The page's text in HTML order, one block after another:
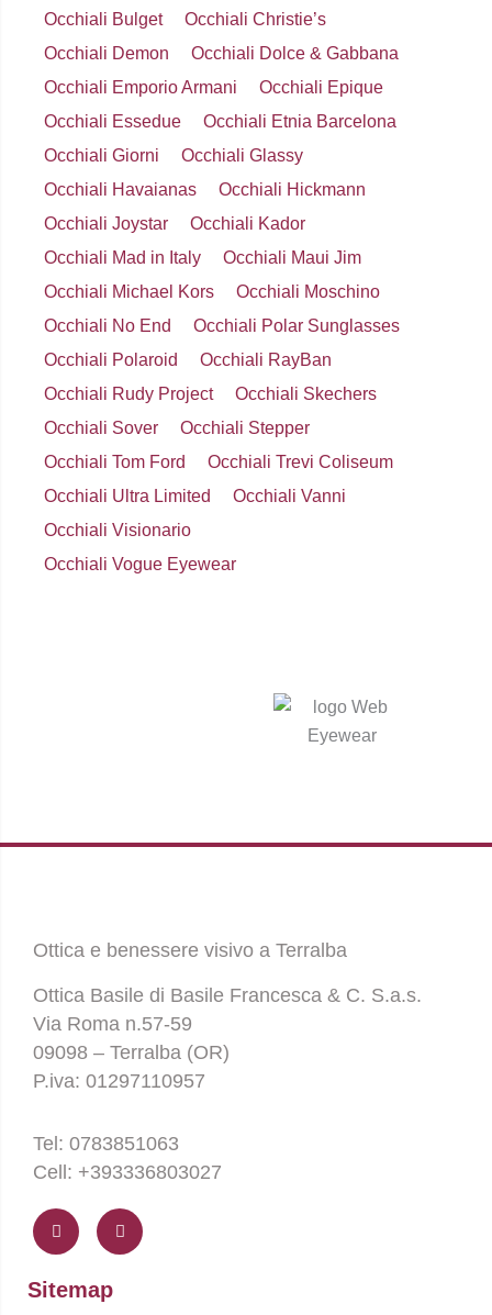
Occhiali Bulget
Occhiali Christie’s
Occhiali Demon
Occhiali Dolce & Gabbana
Occhiali Emporio Armani
Occhiali Epique
Occhiali Essedue
Occhiali Etnia Barcelona
Occhiali Giorni
Occhiali Glassy
Occhiali Havaianas
Occhiali Hickmann
Occhiali Joystar
Occhiali Kador
Occhiali Mad in Italy
Occhiali Maui Jim
Occhiali Michael Kors
Occhiali Moschino
Occhiali No End
Occhiali Polar Sunglasses
Occhiali Polaroid
Occhiali RayBan
Occhiali Rudy Project
Occhiali Skechers
Occhiali Sover
Occhiali Stepper
Occhiali Tom Ford
Occhiali Trevi Coliseum
Occhiali Ultra Limited
Occhiali Vanni
Occhiali Visionario
Occhiali Vogue Eyewear
Ottica e benessere visivo a Terralba
Ottica Basile di Basile Francesca & C. S.a.s.
Via Roma n.57-59
09098 – Terralba (OR)
P.iva: 01297110957
Tel: 0783851063
Cell: +393336803027
a
c
e
b
o
n
s
t
a
Sitemap